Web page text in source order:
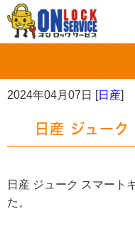
2024年04月07日 [日産]
日産 ジュー
日産 ジューク スマート
た。